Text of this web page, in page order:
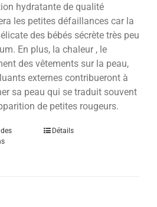
hydratante de qualité
les petites défaillances car la
des bébés sécrète très peu
En plus, la chaleur , le
des vêtements sur la peau,
externes contribueront à
sa peau qui se traduit souvent
de petites rougeurs.
Détails